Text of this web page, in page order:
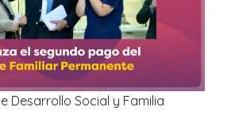
Desarrollo Social y Familia